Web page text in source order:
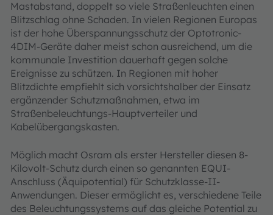
Mastabstand, doppelt so viele Straßenleuchten einen
Blitzschlag ohne Schaden. In vielen Regionen Europas
ist der hohe Überspannungsschutz der Optotronic-
4DIM-Geräte daher meist schon ausreichend, um die
kommunale Investition dauerhaft gegen solche
Ereignisse zu schützen. In Regionen mit hoher
Blitzdichte empfiehlt sich vorsichtshalber der Einsatz
ergänzender Schutzmaßnahmen, etwa im
Straßenbeleuchtungs-Hauptverteiler und
Kabelübergangskasten.
Möglich macht Osram als erster Hersteller diesen 8-
Kilovolt-Schutz durch einen so genannten EQUI-
Anschluss (Äquipotential) für Schutzklasse-II-
Anwendungen. Dieser ermöglicht es, verschiedene Teile
des Beleuchtungssystems auf das gleiche Potential zu